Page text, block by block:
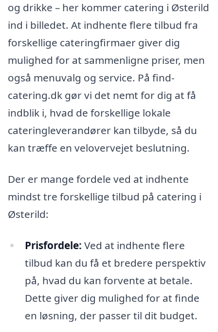
og drikke – her kommer catering i Østerild
ind i billedet. At indhente flere tilbud fra
forskellige cateringfirmaer giver dig
mulighed for at sammenligne priser, men
også menuvalg og service. På find-
catering.dk gør vi det nemt for dig at få
indblik i, hvad de forskellige lokale
cateringleverandører kan tilbyde, så du
kan træffe en velovervejet beslutning.
Der er mange fordele ved at indhente
mindst tre forskellige tilbud på catering i
Østerild:
Prisfordele: Ved at indhente flere
tilbud kan du få et bredere perspektiv
på, hvad du kan forvente at betale.
Dette giver dig mulighed for at finde
en løsning, der passer til dit budget.